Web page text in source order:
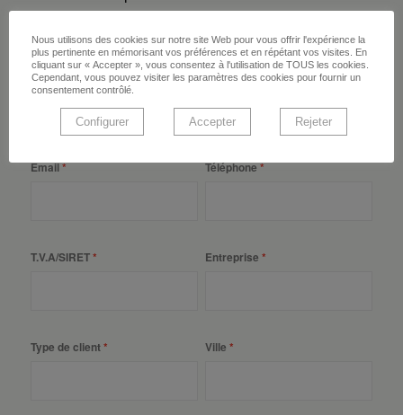
Afin de vous offrir le meilleur service possible, vous
devez remplir tous les rubriques.
Prénom Nom
Email Téléphone
T.V.A/SIRET Entreprise
Type de client Ville
Nous utilisons des cookies sur notre site Web pour vous offrir l'expérience la
plus pertinente en mémorisant vos préférences et en répétant vos visites. En
cliquant sur « Accepter », vous consentez à l'utilisation de TOUS les cookies.
Cependant, vous pouvez visiter les paramètres des cookies pour fournir un
consentement contrôlé.
Configurer Accepter Rejeter